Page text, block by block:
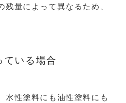
残量によって異なるため、
ている場合
水性塗料にも油性塗料にも